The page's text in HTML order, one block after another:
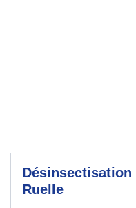
Désinsectisation
Ruelle